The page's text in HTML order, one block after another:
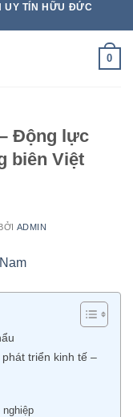
UY TÍN HỮU ĐỨC
0
Động lực
biên Việt
ADMIN
triển kinh tế –